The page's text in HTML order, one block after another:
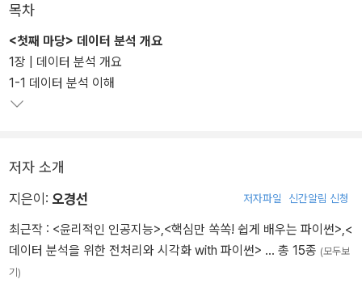
를 이용하여 데이터 처리 과정을 익히고, 맷플롯립 시각화 라이브러
리를 통해서 시각화의 필요성 및 데이터를 다양하게 시각화하는 방법
을 배울 수 있다. 또한, 환경 관련 데이터 분석하기, 행복지수 데이터
분석하기, 병원 노쇼 환자 데이터 분석하기, 주식 시세 예측 분석하기,
연습할 수 있다.
목차
<첫째 마당> 데이터 분석 개요
1장 | 데이터 분석 개요
1-1 데이터 분석 이해
저자 소개
지은이: 오경선 저자파일 신간알림 신청
최근작 : <윤리적인 인공지능> <핵심만 쏙쏙! 쉽게 배우는 파이썬> <
데이터 분석을 위한 전처리와 시각화 with 파이썬> … 총 15종 (모두보
기)